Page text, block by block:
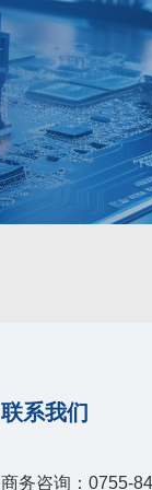
联系我们
商务咨询：0755-